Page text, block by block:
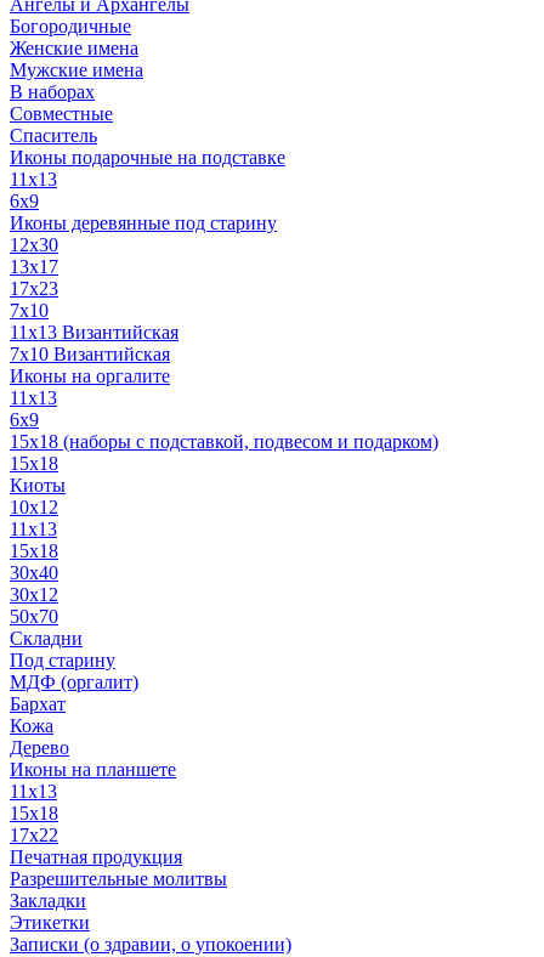
Ангелы и Архангелы
Богородичные
Женские имена
Мужские имена
В наборах
Совместные
Спаситель
Иконы подарочные на подставке
11x13
6x9
Иконы деревянные под старину
12х30
13x17
17x23
7x10
11x13 Византийская
7x10 Византийская
Иконы на оргалите
11x13
6x9
15х18 (наборы с подставкой, подвесом и подарком)
15x18
Киоты
10x12
11x13
15x18
30x40
30х12
50x70
Складни
Под старину
МДФ (оргалит)
Бархат
Кожа
Дерево
Иконы на планшете
11х13
15х18
17х22
Печатная продукция
Разрешительные молитвы
Закладки
Этикетки
Записки (о здравии, о упокоении)